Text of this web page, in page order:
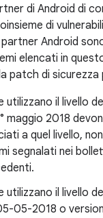
di Android di
di
Android
elencati in
patch di sicurezza
utilizzano il livello
maggio 2018
a quel livello,
segnalati nei
utilizzano il livello
05-2018 o